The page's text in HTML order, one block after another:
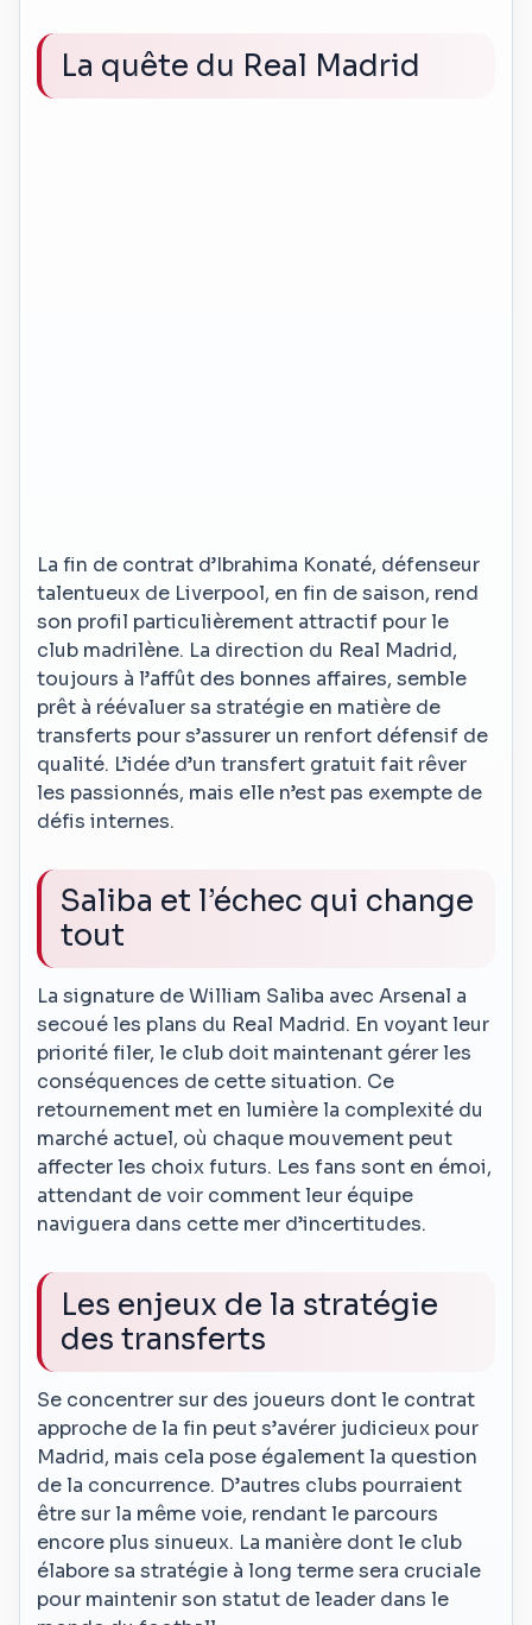
La quête du Real Madrid
La fin de contrat d’Ibrahima Konaté, défenseur
talentueux de Liverpool, en fin de saison, rend
son profil particulièrement attractif pour le
club madrilène. La direction du Real Madrid,
toujours à l’affût des bonnes affaires, semble
prêt à réévaluer sa stratégie en matière de
transferts pour s’assurer un renfort défensif de
qualité. L’idée d’un transfert gratuit fait rêver
les passionnés, mais elle n’est pas exempte de
défis internes.
Saliba et l’échec qui change
tout
La signature de William Saliba avec Arsenal a
secoué les plans du Real Madrid. En voyant leur
priorité filer, le club doit maintenant gérer les
conséquences de cette situation. Ce
retournement met en lumière la complexité du
marché actuel, où chaque mouvement peut
affecter les choix futurs. Les fans sont en émoi,
attendant de voir comment leur équipe
naviguera dans cette mer d’incertitudes.
Les enjeux de la stratégie
des transferts
Se concentrer sur des joueurs dont le contrat
approche de la fin peut s’avérer judicieux pour
Madrid, mais cela pose également la question
de la concurrence. D’autres clubs pourraient
être sur la même voie, rendant le parcours
encore plus sinueux. La manière dont le club
élabore sa stratégie à long terme sera cruciale
pour maintenir son statut de leader dans le